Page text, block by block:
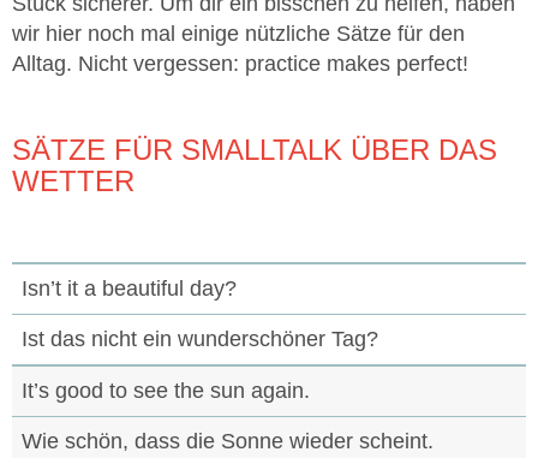
wir hier noch mal einige nützliche Sätze für den
Alltag. Nicht vergessen: practice makes perfect!
SÄTZE FÜR SMALLTALK ÜBER DAS
WETTER
Isn’t it a beautiful day?
Ist das nicht ein wunderschöner Tag?
It’s good to see the sun again.
Wie schön, dass die Sonne wieder scheint.